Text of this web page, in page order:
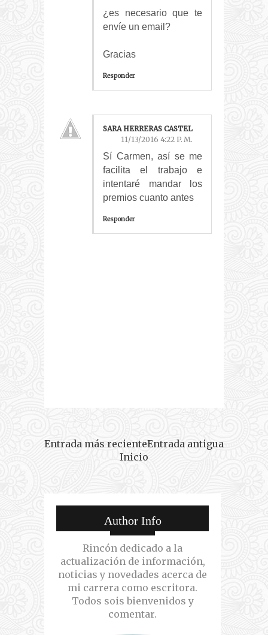
¿es necesario que te
envíe un email?
Gracias
Responder
SARA HERRERAS CASTEL
11/13/2016 4:22 P. M.
Sí Carmen, así se me
facilita el trabajo e
intentaré mandar los
premios cuanto antes
Responder
Entrada más recienteEntrada antigua
Inicio
Author Info
Rincón dedicado a la
actualización de información,
noticias y novedades acerca de
mi carrera como escritora.
Todos sois bienvenidos y
comentar.